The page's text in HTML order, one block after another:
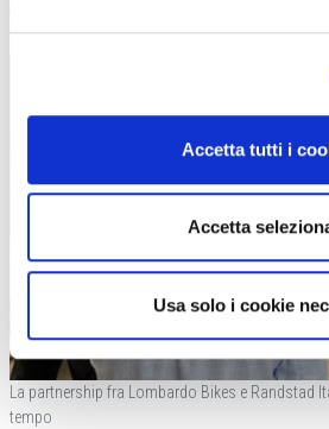
Accetta tutti i
Accetta
Usa solo i cookie
La partnership fra Lombardo Bikes e Randstad
tempo